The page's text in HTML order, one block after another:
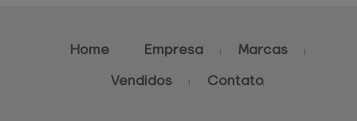
Home Empresa Marcas
Vendidos Contato